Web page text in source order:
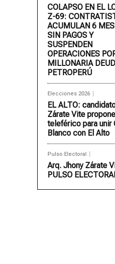
COLAPSO EN EL
Z-69:
ACUMULAN 6
SIN PAGOS Y
SUSPENDEN
OPERACIONES
MILLONARIA
PETROPERÚ
Elecciones 2026
EL ALTO:
Zárate Vite propone
teleférico para unir
Blanco con El Alto
Pulso Electoral
Arq. Jhony Zárate
PULSO